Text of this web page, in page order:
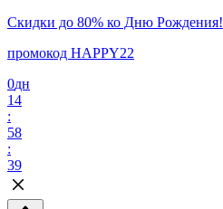
Скидки до 80% ко Дню Рождения!
промокод HAPPY22
0дн
14
:
58
:
39